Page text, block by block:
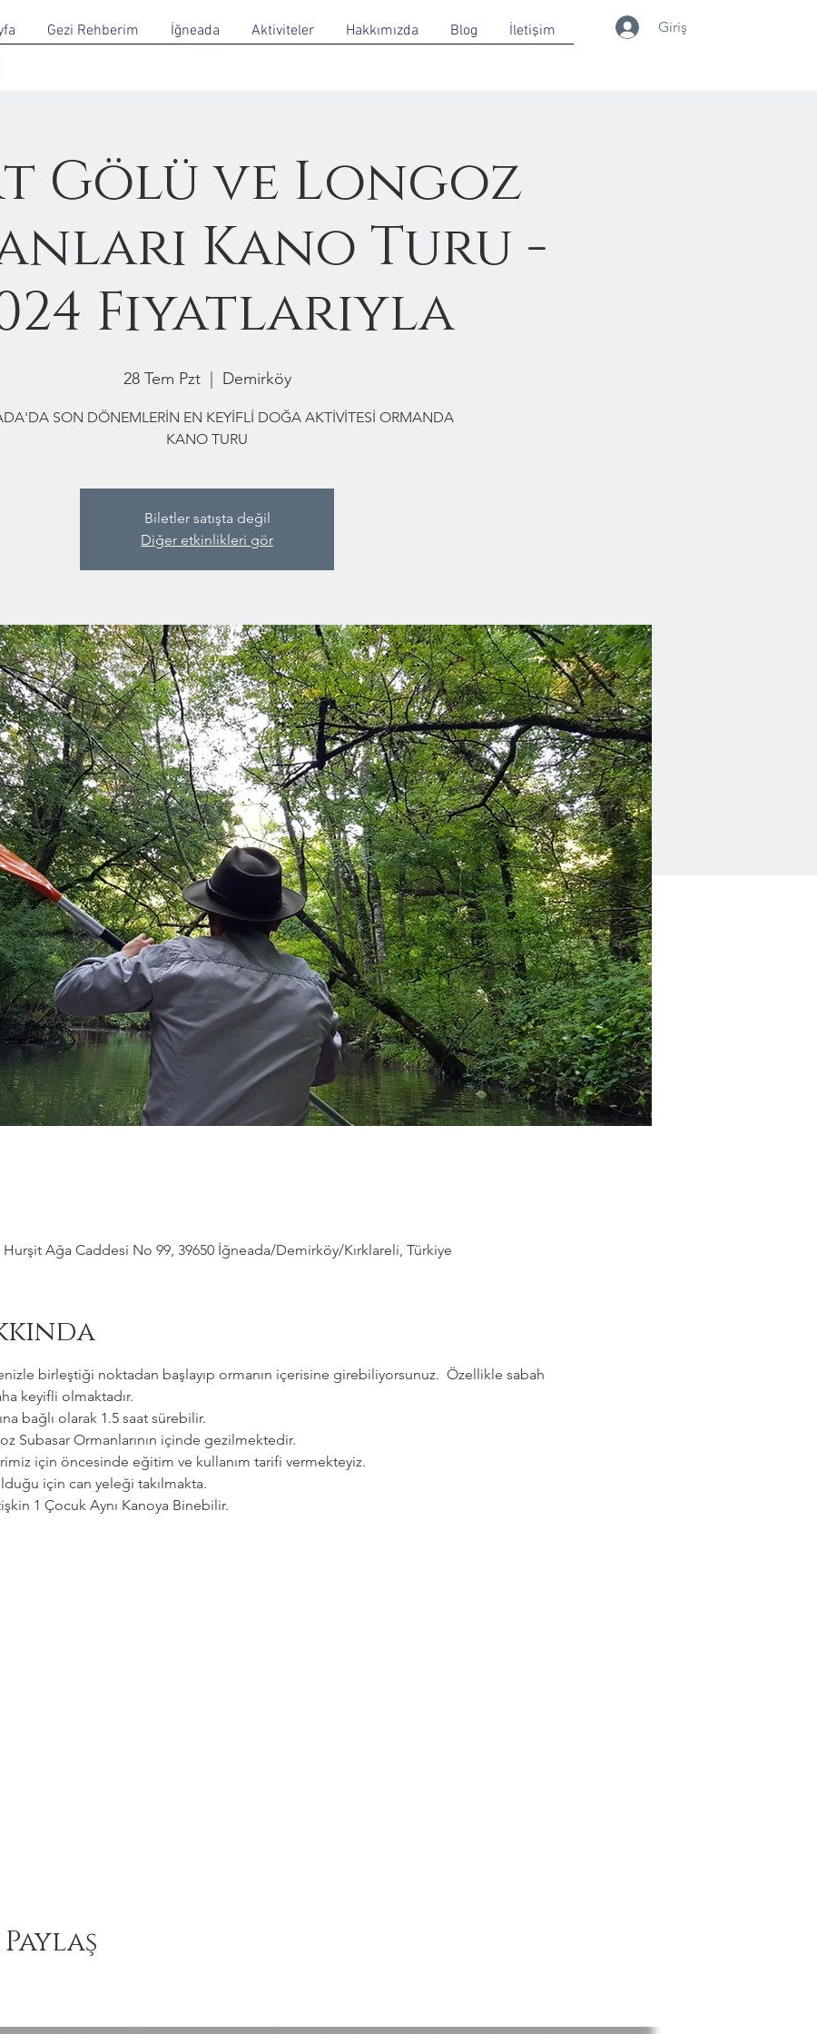
Gezi Rehberim İğneada Aktiviteler Hakkımızda Blog İletişim Giriş
Gölü ve Longoz
Kano Turu -
Fiyatlarıyla
28 Tem Pzt
  |
Demirköy
SON DÖNEMLERİN EN KEYİFLİ DOĞA AKTİVİTESİ ORMANDA
KANO TURU
Biletler satışta değil
Diğer etkinlikleri gör
Ağa Caddesi No 99, 39650 İğneada/Demirköy/Kırklareli, Türkiye
birleştiği noktadan başlayıp ormanın içerisine girebiliyorsunuz.  Özellikle sabah
keyifli olmaktadır.
bağlı olarak 1.5 saat sürebilir.
Subasar Ormanlarının içinde gezilmektedir.
için öncesinde eğitim ve kullanım tarifi vermekteyiz.
için can yeleği takılmakta.
1 Çocuk Aynı Kanoya Binebilir.